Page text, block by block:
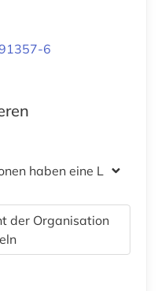
6
haben eine Lizenz
der Organisation